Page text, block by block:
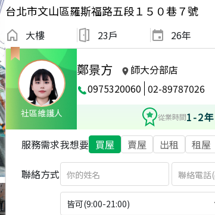
台北市文山區羅斯福路五段１５０巷７號
大樓 23戶 26年
社區維護人
鄭景方
師大分部店
0975320060 02-89787026
從業時間1-2年
服務需求我想要 買屋 賣屋 出租 租屋
聯絡方式
皆可(9:00-21:00)